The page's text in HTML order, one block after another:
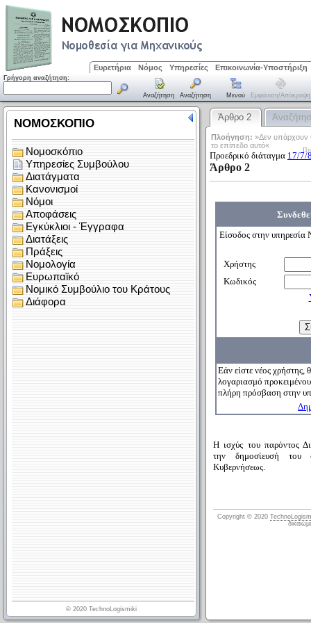
Ευρετήρια Νόμος Υπηρεσίες Επικοινωνία-Υποστήριξη
Γρήγορη αναζήτηση:
Αναζήτηση Αναζήτηση Μενού Εμφάνιση/απόκρυψη
Άρθρο 2